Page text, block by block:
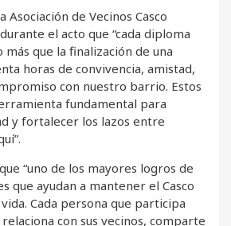
Asociación de Vecinos Casco
el acto que “cada diploma
que la finalización de una
horas de convivencia, amistad,
con nuestro barrio. Estos
fundamental para
y fortalecer los lazos entre
“uno de los mayores logros de
que ayudan a mantener el Casco
Cada persona que participa
relaciona con sus vecinos, comparte